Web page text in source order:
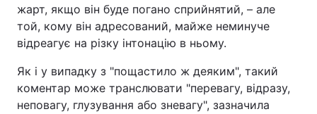
жарт, якщо він буде погано сприйнятий, – але
той, кому він адресований, майже неминуче
відреагує на різку інтонацію в ньому.
Як і у випадку з "пощастило ж деяким", такий
коментар може транслювати "перевагу, відразу,
неповагу, глузування або зневагу", зазначила